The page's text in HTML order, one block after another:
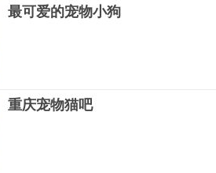
最可爱的宠物小狗
重庆宠物猫吧